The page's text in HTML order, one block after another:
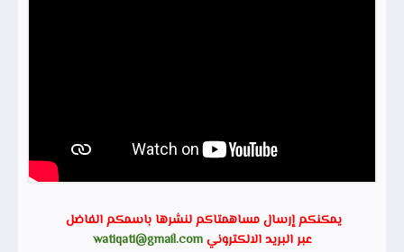
يمكنكم إرسال مساهمتاكم لنشرها باسمكم الفاضل
عبر البريد الالكتروني watiqati@gmail.com